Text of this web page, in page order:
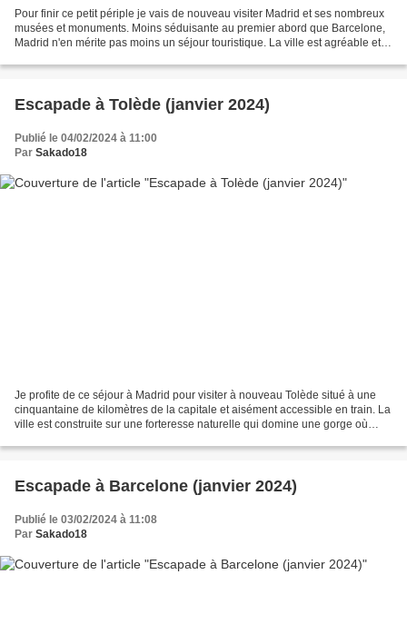
Pour finir ce petit périple je vais de nouveau visiter Madrid et ses nombreux
musées et monuments. Moins séduisante au premier abord que Barcelone,
Madrid n'en mérite pas moins un séjour touristique. La ville est agréable et
Escapade à Tolède (janvier 2024)
Publié le 04/02/2024 à 11:00
Par Sakado18
Je profite de ce séjour à Madrid pour visiter à nouveau Tolède situé à une
cinquantaine de kilomètres de la capitale et aisément accessible en train. La
ville est construite sur une forteresse naturelle qui domine une gorge où
Escapade à Barcelone (janvier 2024)
Publié le 03/02/2024 à 11:08
Par Sakado18